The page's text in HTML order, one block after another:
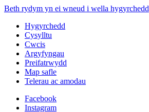
Beth rydym yn ei wneud i wella hygyrchedd
Hygyrchedd
Cysylltu
Cwcis
Argyfyngau
Preifatrwydd
Map safle
Telerau ac amodau
Facebook
Instagram